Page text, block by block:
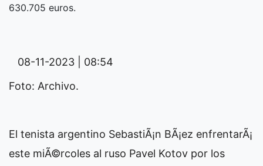
630.705 euros.
08-11-2023 | 08:54
Foto: Archivo.
El tenista argentino SebastiÃ¡n BÃ¡ez enfrentarÃ¡
este miÃ©rcoles al ruso Pavel Kotov por los